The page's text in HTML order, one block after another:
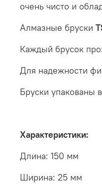
очень чисто и
Алмазные бруски
Каждый брусок
Для надежности
Бруски упакованы
Характеристики:
Длина: 150 мм
Ширина: 25 мм